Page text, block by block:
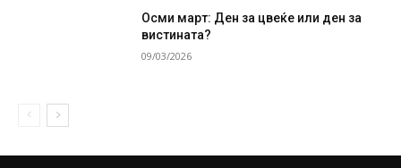
Осми март: Ден за цвеќе или ден за
вистината?
09/03/2026